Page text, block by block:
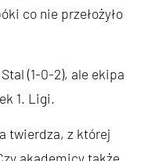
co nie przełożyło
(1-0-2), ale ekipa
1. Ligi.
twierdza, z której